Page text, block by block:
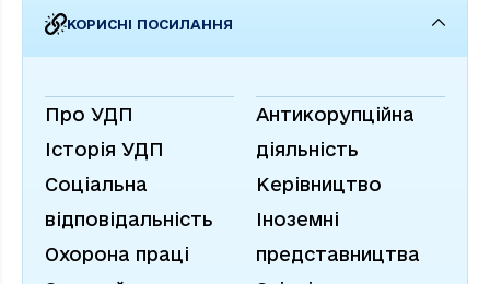
КОРИСНІ ПОСИЛАННЯ
Про УДП
Історія УДП
Соціальна
відповідальність
Охорона праці
Антикорупційна
діяльність
Керівництво
Іноземні
представництва